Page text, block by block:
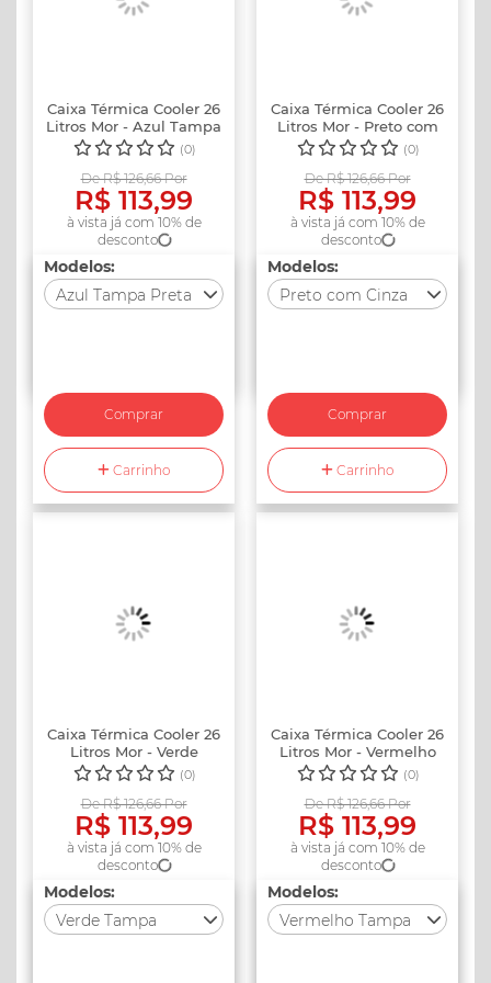
Caixa Térmica Cooler 26
Litros Mor - Azul Tampa
P...
(0)
De R$ 126,66 Por
R$ 113,99
à vista já com 10% de
desconto
Comprar
Modelos:
Azul Tampa Preta
Vermelho
(Indisponível)
Azul Tampa Preta
Alça Laranja
Lilás Tampa Preta
Verde Tampa Preta
Vermelho Tampa
Carrinho
Caixa Térmica Cooler 26
Litros Mor - Preto com
Ci...
(0)
De R$ 126,66 Por
R$ 113,99
à vista já com 10% de
desconto
Comprar
Modelos:
Preto com Cinza
Vermelho
(Indisponível)
Azul Tampa Preta
Alça Laranja
Lilás Tampa Preta
Verde Tampa Preta
Vermelho Tampa
Carrinho
Caixa Térmica Cooler 26
Litros Mor - Verde
Tampa ...
(0)
De R$ 126,66 Por
R$ 113,99
à vista já com 10% de
desconto
Modelos:
Verde Tampa
Caixa Térmica Cooler 26
Litros Mor - Vermelho
Tam...
(0)
De R$ 126,66 Por
R$ 113,99
à vista já com 10% de
desconto
Modelos:
Vermelho Tampa